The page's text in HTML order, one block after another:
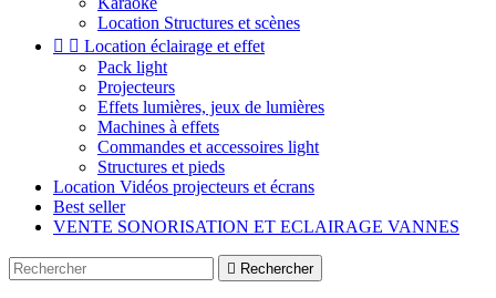
Location Structures et scènes
  Location éclairage et effet
Pack light
Projecteurs
Effets lumières, jeux de lumières
Machines à effets
Commandes et accessoires light
Structures et pieds
Location Vidéos projecteurs et écrans
Best seller
VENTE SONORISATION ET ECLAIRAGE VANNES
 Rechercher